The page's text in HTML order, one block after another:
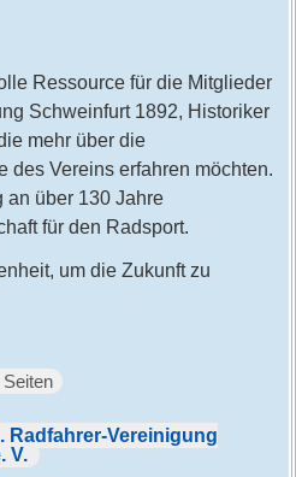
Ressource für die Mitglieder
Schweinfurt 1892, Historiker
mehr über die
des Vereins erfahren möchten.
an über 130 Jahre
für den Radsport.
um die Zukunft zu
Seiten
Radfahrer-Vereinigung
V.